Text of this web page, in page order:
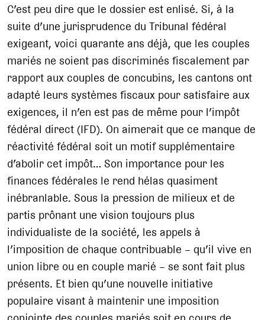
C’est peu dire que le dossier est enlisé. Si, à la
suite d’une jurisprudence du Tribunal fédéral
exigeant, voici quarante ans déjà, que les couples
mariés ne soient pas discriminés fiscalement par
rapport aux couples de concubins, les cantons ont
adapté leurs systèmes fiscaux pour satisfaire aux
exigences, il n’en est pas de même pour l’impôt
fédéral direct (IFD). On aimerait que ce manque de
réactivité fédéral soit un motif supplémentaire
d’abolir cet impôt… Son importance pour les
finances fédérales le rend hélas quasiment
inébranlable. Sous la pression de milieux et de
partis prônant une vision toujours plus
individualiste de la société, les appels à
l’imposition de chaque contribuable – qu’il vive en
union libre ou en couple marié – se sont fait plus
présents. Et bien qu’une nouvelle initiative
populaire visant à maintenir une imposition